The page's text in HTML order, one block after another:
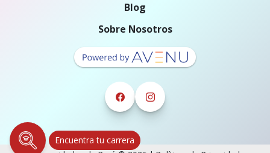
Encuentra tu carrera
Blog
Sobre Nosotros